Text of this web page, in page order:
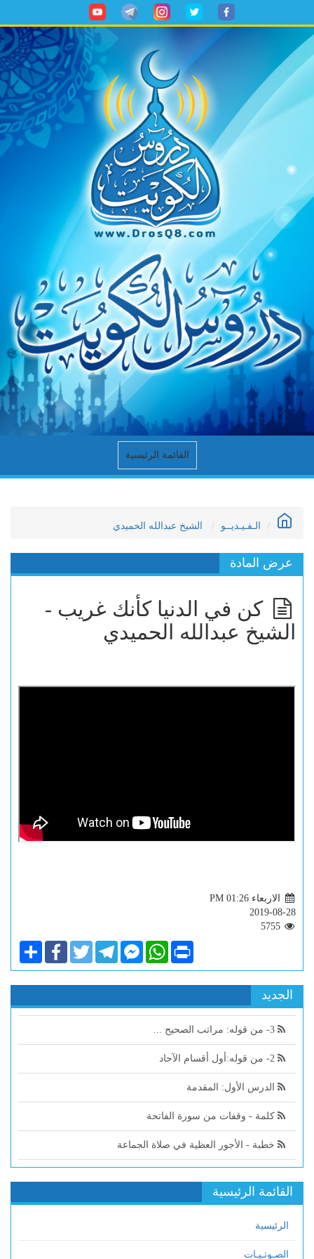
القائمة الرئيسية
الـفـيـديــو الشيخ عبدالله الحميدي
عرض المادة
كن في الدنيا كأنك غريب -
الشيخ عبدالله الحميدي
الاربعاء PM 01:26
2019-08-28
ShareFacebookTwitterTelegramFacebook
Messenger
WhatsApp Print
الجديد
الدرس الأول: المقدمة
كلمة - وقفات من سورة الفاتحة
خطبة - الأجور العظية في صلاة الجماعة
القائمة الرئيسية
الرئيسية
الصـوتـيـات